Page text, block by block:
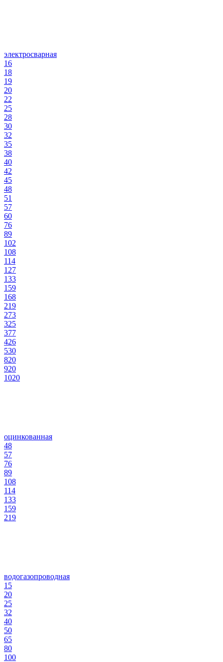
электросварная
16
18
19
20
22
25
28
30
32
35
38
40
42
45
48
51
57
60
76
89
102
108
114
127
133
159
168
219
273
325
377
426
530
820
920
1020
оцинкованная
48
57
76
89
108
114
133
159
219
водогазопроводная
15
20
25
32
40
50
65
80
100